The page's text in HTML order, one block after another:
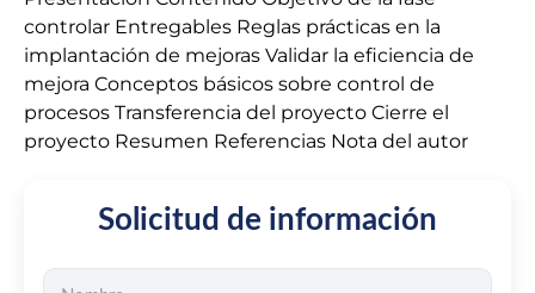
controlar Entregables Reglas prácticas en la
implantación de mejoras Validar la eficiencia de
mejora Conceptos básicos sobre control de
procesos Transferencia del proyecto Cierre el
proyecto Resumen Referencias Nota del autor
Solicitud de información